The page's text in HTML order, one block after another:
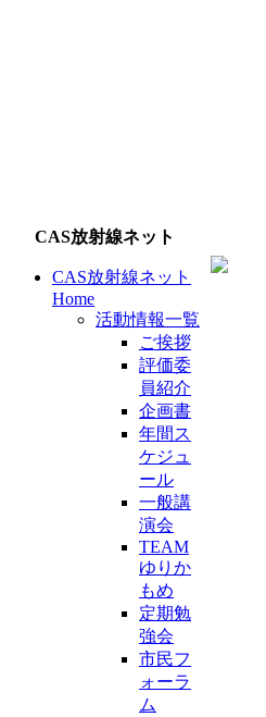
CAS放射線ネット
CAS放射線ネット
Home
活動情報一覧
ご挨拶
評価委
員紹介
企画書
年間ス
ケジュ
ール
一般講
演会
TEAM
ゆりか
もめ
定期勉
強会
市民フ
ォーラ
ム